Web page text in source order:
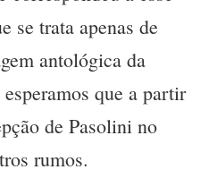
se trata apenas de
antológica da
que a partir
de Pasolini no
rumos.